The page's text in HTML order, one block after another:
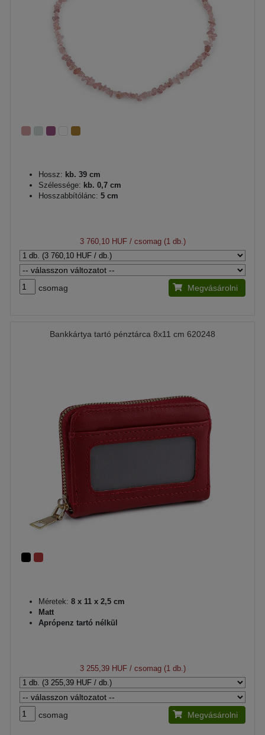
Hossz: kb. 39 cm
Szélessége: kb. 0,7 cm
Hosszabbítólánc: 5 cm
3 760,10 HUF/ csomag (1 db.)
csomag Megvásárolni
Bankkártya tartó pénztárca 8x11 cm 620248
Méretek: 8 x 11 x 2,5 cm
Matt
Aprópenz tartó nélkül
3 255,39 HUF/ csomag (1 db.)
csomag Megvásárolni